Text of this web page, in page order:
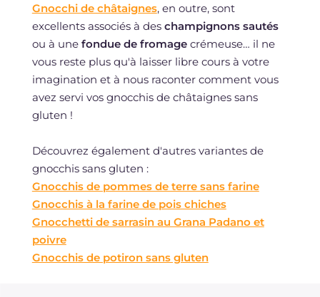
Gnocchi de châtaignes, en outre, sont
excellents associés à des champignons sautés
ou à une fondue de fromagecrémeuse… il ne
vous reste plus qu'à laisser libre cours à votre
imagination et à nous raconter comment vous
avez servi vos gnocchis de châtaignes sans
gluten !
Découvrez également d'autres variantes de
gnocchis sans gluten :
Gnocchis de pommes de terre sans farine
Gnocchis à la farine de pois chiches
Gnocchetti de sarrasin au Grana Padano et
poivre
Gnocchis de potiron sans gluten